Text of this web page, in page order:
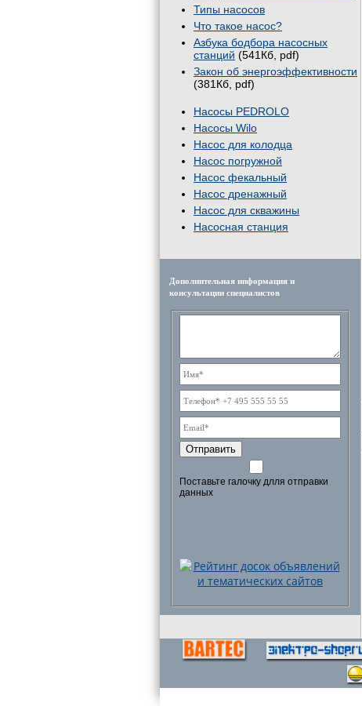
Типы насосов
Что такое насос?
Азбука бодбора насосных
станций (541Кб, pdf)
Закон об энергоэффективности
(381Кб, pdf)
Насосы PEDROLO
Насосы Wilo
Насос для колодца
Насос погружной
Насос фекальный
Насос дренажный
Насос для скважины
Насосная станция
Дополнительная информация и
консультации специалистов
Отправить
Поставьте галочку длля отправки
данных